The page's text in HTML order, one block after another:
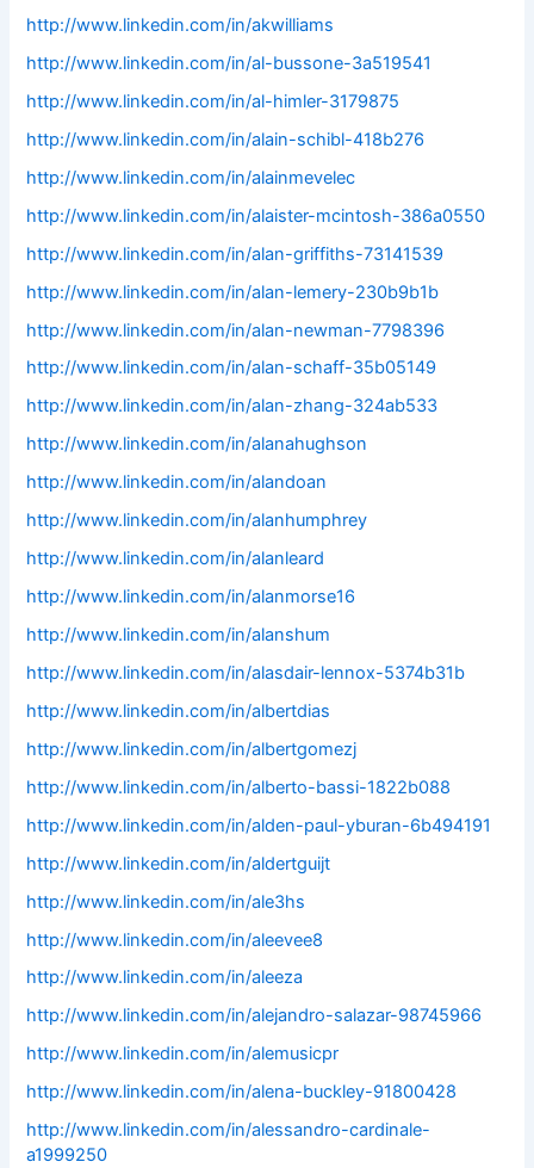
http://www.linkedin.com/in/akwilliams
http://www.linkedin.com/in/al-bussone-3a519541
http://www.linkedin.com/in/al-himler-3179875
http://www.linkedin.com/in/alain-schibl-418b276
http://www.linkedin.com/in/alainmevelec
http://www.linkedin.com/in/alaister-mcintosh-386a0550
http://www.linkedin.com/in/alan-griffiths-73141539
http://www.linkedin.com/in/alan-lemery-230b9b1b
http://www.linkedin.com/in/alan-newman-7798396
http://www.linkedin.com/in/alan-schaff-35b05149
http://www.linkedin.com/in/alan-zhang-324ab533
http://www.linkedin.com/in/alanahughson
http://www.linkedin.com/in/alandoan
http://www.linkedin.com/in/alanhumphrey
http://www.linkedin.com/in/alanleard
http://www.linkedin.com/in/alanmorse16
http://www.linkedin.com/in/alanshum
http://www.linkedin.com/in/alasdair-lennox-5374b31b
http://www.linkedin.com/in/albertdias
http://www.linkedin.com/in/albertgomezj
http://www.linkedin.com/in/alberto-bassi-1822b088
http://www.linkedin.com/in/alden-paul-yburan-6b494191
http://www.linkedin.com/in/aldertguijt
http://www.linkedin.com/in/ale3hs
http://www.linkedin.com/in/aleevee8
http://www.linkedin.com/in/aleeza
http://www.linkedin.com/in/alejandro-salazar-98745966
http://www.linkedin.com/in/alemusicpr
http://www.linkedin.com/in/alena-buckley-91800428
http://www.linkedin.com/in/alessandro-cardinale-
a1999250